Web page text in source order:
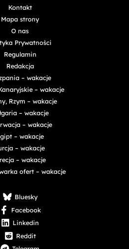
Kontakt
Mapa strony
O nas
Prywatności
Regulamin
Redakcja
– wakacje
– wakacje
Rzym – wakacje
– wakacje
– wakacje
– wakacje
– wakacje
– wakacje
ofert – wakacje
Bluesky
Facebook
Linkedin
Reddit